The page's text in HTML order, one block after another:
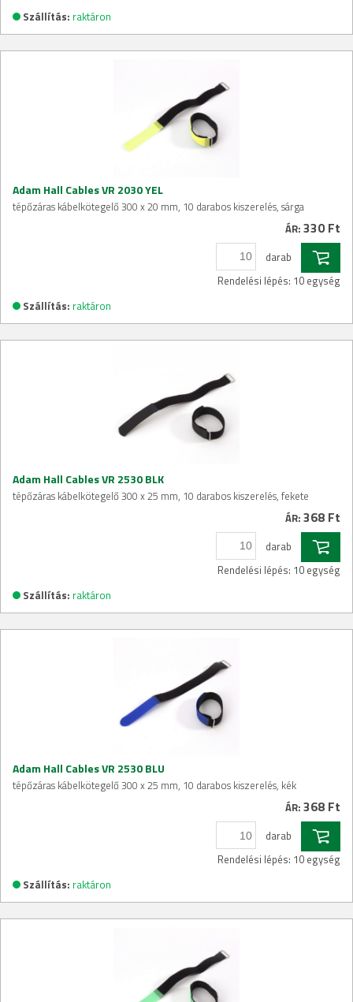
Szállítás: raktáron
Adam Hall Cables VR 2030 YEL
tépőzáras kábelkötegelő 300 x 20 mm, 10 darabos kiszerelés, sárga
ÁR: 330 Ft
darab
Rendelési lépés: 10 egység
Szállítás: raktáron
Adam Hall Cables VR 2530 BLK
tépőzáras kábelkötegelő 300 x 25 mm, 10 darabos kiszerelés, fekete
ÁR: 368 Ft
darab
Rendelési lépés: 10 egység
Szállítás: raktáron
Adam Hall Cables VR 2530 BLU
tépőzáras kábelkötegelő 300 x 25 mm, 10 darabos kiszerelés, kék
ÁR: 368 Ft
darab
Rendelési lépés: 10 egység
Szállítás: raktáron